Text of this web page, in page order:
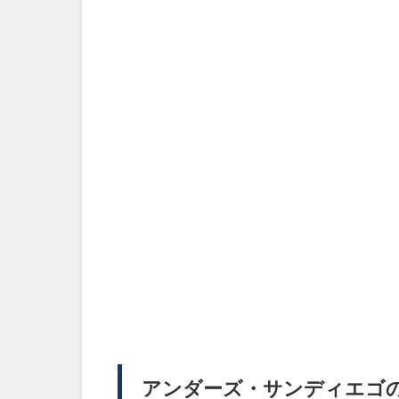
アンダーズ・サンディエゴ